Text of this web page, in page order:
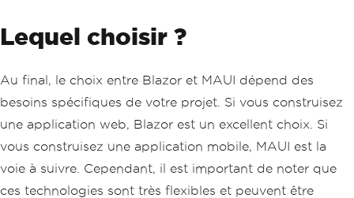
Lequel choisir ?
Au final, le choix entre Blazor et MAUI dépend des
besoins spécifiques de votre projet. Si vous construisez
une application web, Blazor est un excellent choix. Si
vous construisez une application mobile, MAUI est la
voie à suivre. Cependant, il est important de noter que
ces technologies sont très flexibles et peuvent être